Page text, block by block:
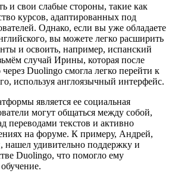
и свои слабые стороны, такие как
курсов, адаптированных под
Однако, если вы уже обладаете
вы можете легко расширить
и освоить, например, испанский
случай Ирины, которая после
Duolingo смогла легко перейти к
используя англоязычный интерфейс.
является ее социальная
могут общаться между собой,
переводами текстов и активно
на форуме. К примеру, Андрей,
удивительно поддержку и
Duolingo, что помогло ему